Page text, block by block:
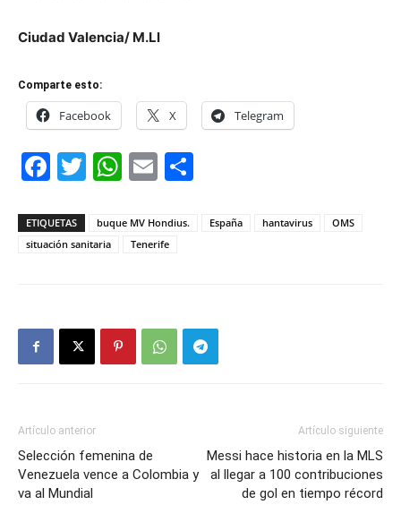
Ciudad Valencia/ M.Ll
Comparte esto:
Facebook X Telegram
Facebook
Twitter
WhatsApp
Email
ETIQUETAS buque MV Hondius. España hantavirus
OMS
situación sanitaria
Tenerife
Artículo anterior
Selección femenina de
Venezuela vence a Colombia y
va al Mundial
Artículo siguiente
Messi hace historia en la MLS
al llegar a 100 contribuciones
de gol en tiempo récord